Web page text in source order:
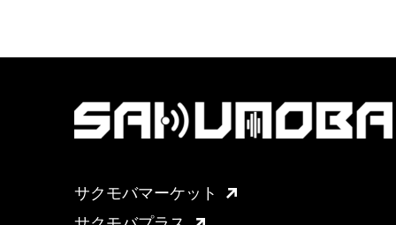
サクモバマーケット